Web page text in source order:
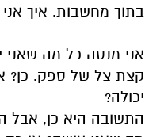
בתוך מחשבות. איך
אני מנסה כל מה שאני
קצת צל של ספק. כן?
יכולה?
התשובה היא כן, אבל